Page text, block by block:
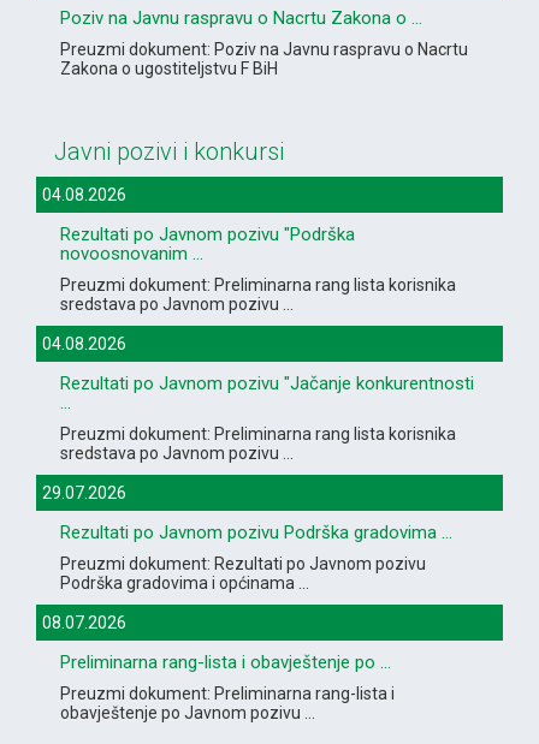
Poziv na Javnu raspravu o Nacrtu Zakona o ...
Preuzmi dokument: Poziv na Javnu raspravu o Nacrtu
Zakona o ugostiteljstvu F BiH
Javni pozivi i konkursi
04.08.2026
Rezultati po Javnom pozivu "Podrška
novoosnovanim ...
Preuzmi dokument: Preliminarna rang lista korisnika
sredstava po Javnom pozivu ...
04.08.2026
Rezultati po Javnom pozivu "Jačanje konkurentnosti
...
Preuzmi dokument: Preliminarna rang lista korisnika
sredstava po Javnom pozivu ...
29.07.2026
Rezultati po Javnom pozivu Podrška gradovima ...
Preuzmi dokument: Rezultati po Javnom pozivu
Podrška gradovima i općinama ...
08.07.2026
Preliminarna rang-lista i obavještenje po ...
Preuzmi dokument: Preliminarna rang-lista i
obavještenje po Javnom pozivu ...